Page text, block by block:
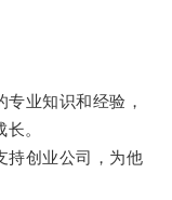
业知识和经验，
。
创业公司，为他